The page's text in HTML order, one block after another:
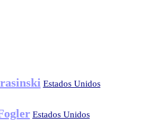
Estados Unidos
Estados Unidos